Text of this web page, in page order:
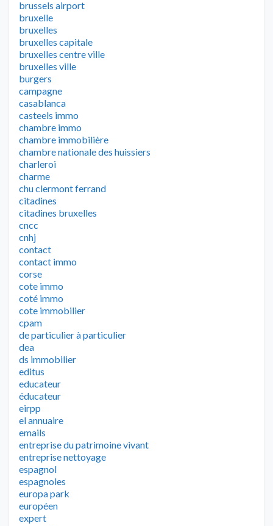
brussels airport
bruxelle
bruxelles
bruxelles capitale
bruxelles centre ville
bruxelles ville
burgers
campagne
casablanca
casteels immo
chambre immo
chambre immobilière
chambre nationale des huissiers
charleroi
charme
chu clermont ferrand
citadines
citadines bruxelles
cncc
cnhj
contact
contact immo
corse
cote immo
coté immo
cote immobilier
cpam
de particulier à particulier
dea
ds immobilier
editus
educateur
éducateur
eirpp
el annuaire
emails
entreprise du patrimoine vivant
entreprise nettoyage
espagnol
espagnoles
europa park
européen
expert